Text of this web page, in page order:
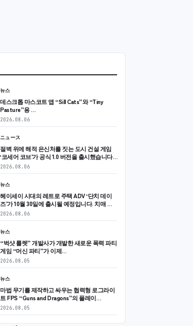
뉴스
데스크톱 마스코트 앱 “Sill Cats”와 “Tiny
Pasture”용 …
2026.08.06
ニュース
절벽 위에 해적 은신처를 짓는 도시 건설 게임
‘코세어 코브’가 공식 1.0 버전을 출시했습니다…
2026.08.06
뉴스
헤이세이 시대의 레트로 주택 ADV ‘단치 데이
즈’가 10월 30일에 출시될 예정입니다. 치매 …
2026.08.06
뉴스
“벅샷 룰렛” 개발사가 개발한 새로운 폭력 파티
게임 “머신 파티”가 이제…
2026.08.05
뉴스
마법 무기를 제작하고 싸우는 협력형 로그라이
트 FPS “Guns and Dragons”의 플레이…
2026.08.05